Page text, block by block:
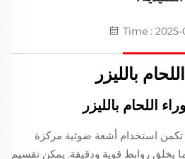
Time : 2025-
بالليزر
اللحام بالليزر
تكمن استخدام أشعة ضوئية مركزة
يخلق روابط قوية ودقيقة. يمكن تقسيم